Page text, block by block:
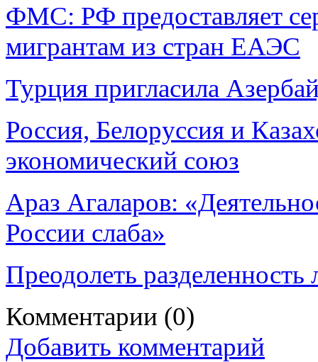
ФМС: РФ предоставляет
мигрантам из стран ЕАЭС
Турция пригласила
Россия, Белоруссия и
экономический союз
Араз Агаларов:
России слаба»
Преодолеть
Комментарии (0)
Добавить комментарий